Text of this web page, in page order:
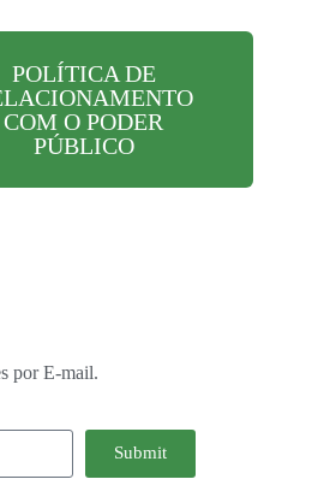
POLÍTICA DE
COM O PODER
PÚBLICO
por E-mail.
Submit